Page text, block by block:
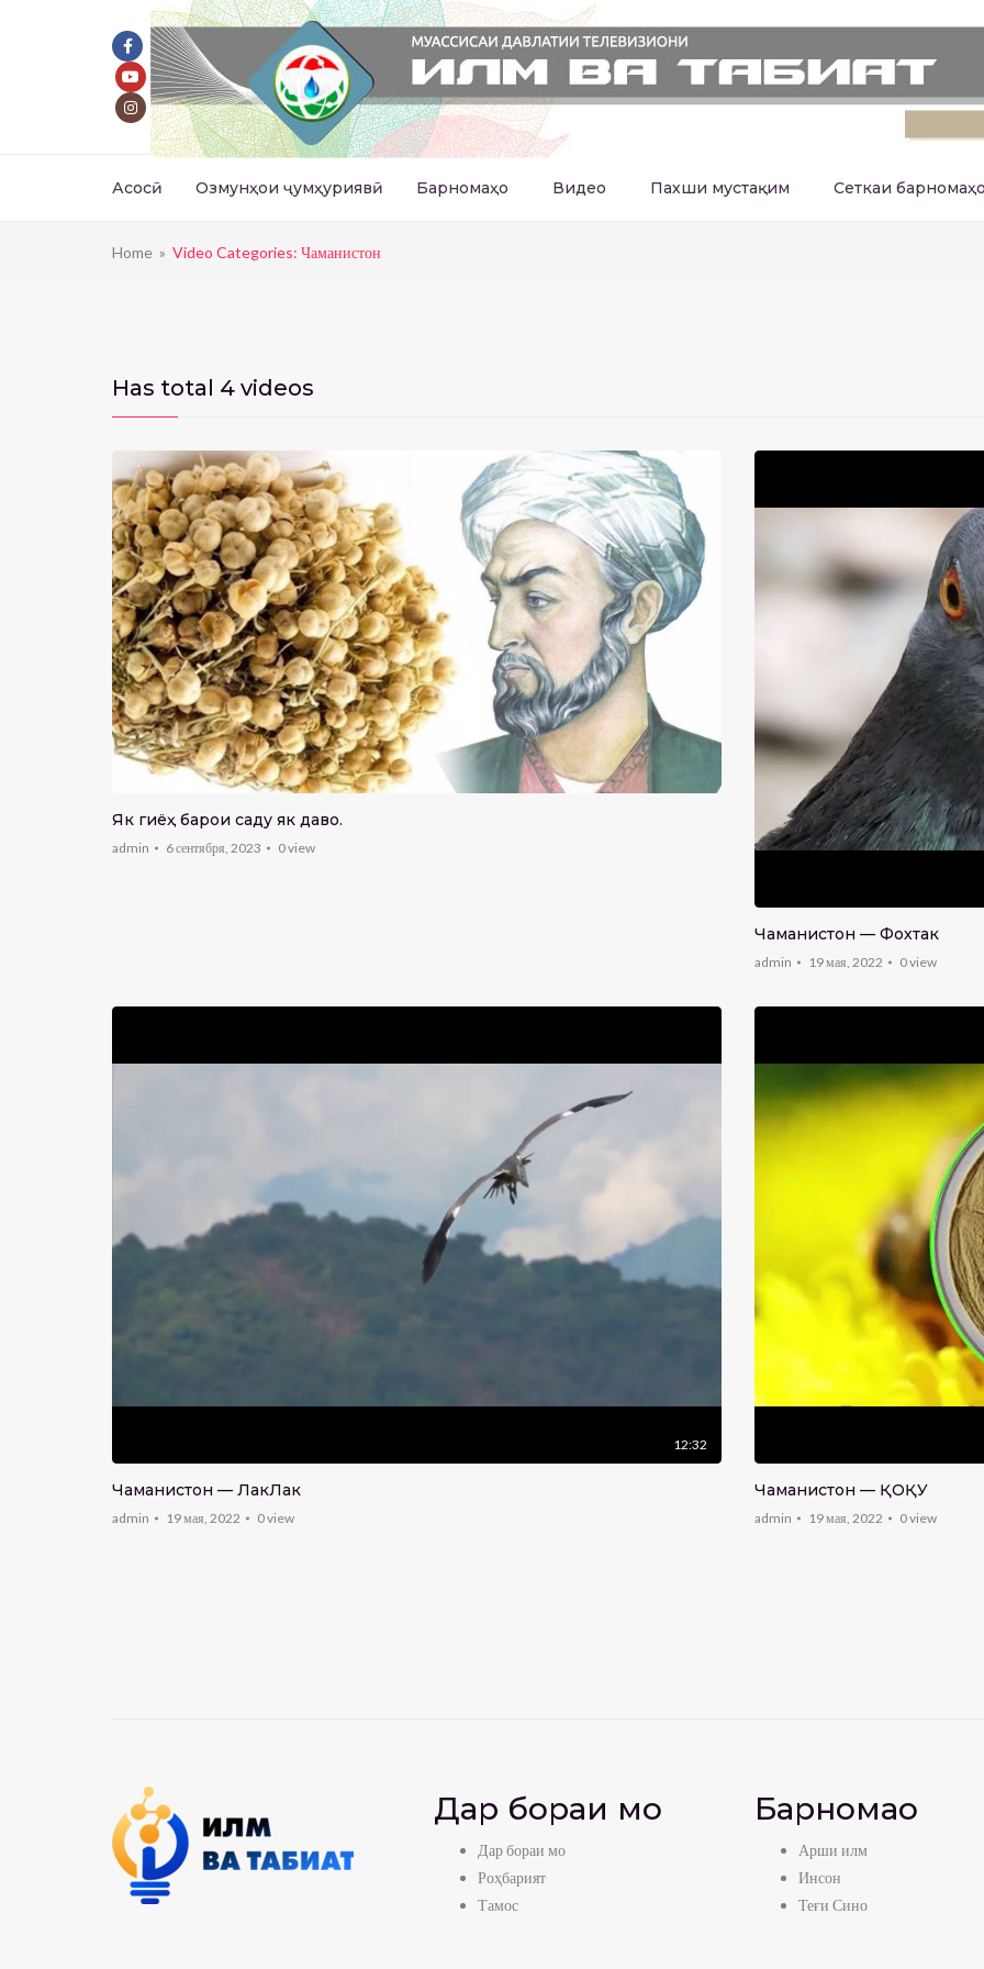
Асосӣ Озмунҳои ҷумҳуриявӣ Барномаҳо Видео Пахши мустақим Сеткаи
Home » Video Categories: Чаманистон
Has total 4 videos
Як гиёҳ барои саду як даво.
admin 6 сентября, 2023 0view
Чаманистон — Фохтак
admin 19 мая, 2022 0view
12:32
Чаманистон — ЛакЛак
admin 19 мая, 2022 0view
Чаманистон — ҚОҚУ
admin 19 мая, 2022 0view
Дар бораи мо
Дар бораи мо
Роҳбарият
Тамос
Барномаҳо
Арши илм
Инсон
Теғи Сино